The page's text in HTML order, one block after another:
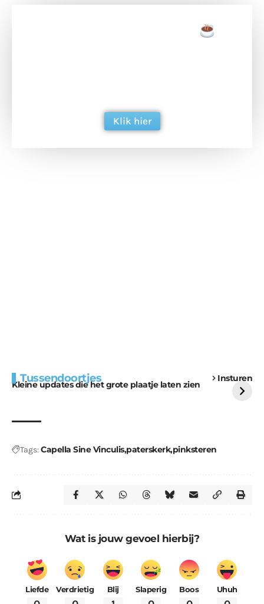
Klik hier
Tussendoortjes Insturen
Kleine updates die het grote plaatje laten zien
voor kabouters
uitdaging
Tags:Capella Sine Vinculispaterskerkpinksteren
Wat is jouw gevoel hierbij?
Liefde Verdrietig Blij Slaperig Boos Uhuh